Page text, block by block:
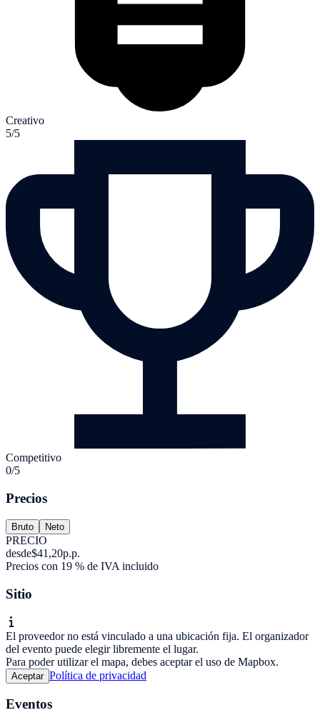
Creativo
5/5
Competitivo
0/5
Precios
Bruto Neto
PRECIO
desde$41,20p.p.
Precios con 19 % de IVA incluido
Sitio
El proveedor no está vinculado a una ubicación fija. El organizador
del evento puede elegir libremente el lugar.
Para poder utilizar el mapa, debes aceptar el uso de Mapbox.
Aceptar Política de privacidad
Eventos